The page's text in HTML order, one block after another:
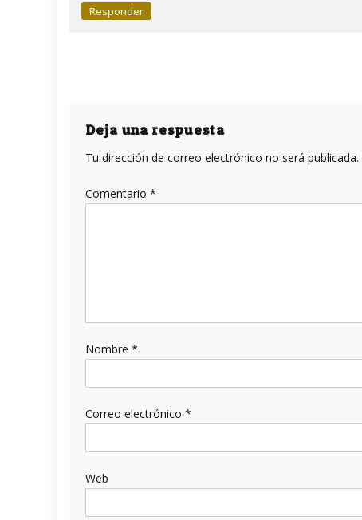
Responder
Deja una respuesta
Tu dirección de correo electrónico no será publicada.
Comentario *
Nombre *
Correo electrónico *
Web